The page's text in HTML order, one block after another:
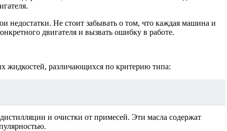
недостатки. Не стоит забывать о том, что каждая машина и
двигателя и вызвать ошибку в работе.
жидкостей, различающихся по критерию типа:
и очистки от примесей. Эти масла содержат